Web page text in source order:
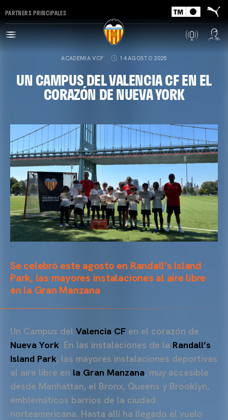
PARTNERS PRINCIPALES
ACADEMIA VCF 14 AGOSTO 2025
UN CAMPUS DEL VALENCIA CF EN EL
CORAZÓN DE NUEVA YORK
Se celebró este agosto en Randall’s Island
Park, las mayores instalaciones al aire libre
en la Gran Manzana
Un Campus del Valencia CF en el corazón de
Nueva York. En las instalaciones de la Randall’s
Island Park, las mayores instalaciones deportivas
al aire libre en la Gran Manzana, muy accesible
desde Manhattan, el Bronx, Queens y Brooklyn,
emblemáticos barrios de la ciudad
norteamericana. Hasta allí ha llegado el vuelo